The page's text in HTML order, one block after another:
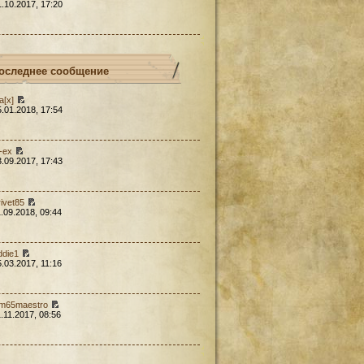
17:20
сообщение
17:54
ex
17:43
09:44
11:16
08:56